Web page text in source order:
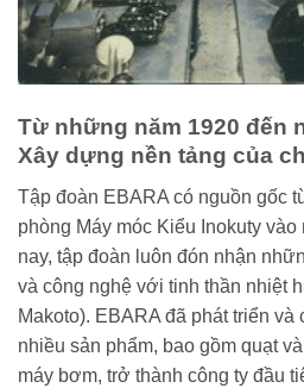
Từ những năm 1920 đến
Xây dựng nền tảng của
Tập đoàn EBARA có nguồn gốc
phòng Máy móc Kiểu Inokuty
nay, tập đoàn luôn đón nhận
và công nghệ với tinh thần nhiệt
Makoto). EBARA đã phát triển và
nhiều sản phẩm, bao gồm quạt
máy bơm, trở thành công ty đầu